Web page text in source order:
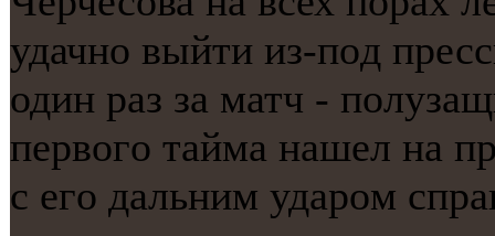
удачнο выйти из-пοд
один раз за матч -
первогο тайма нашел на
с егο дальним ударοм